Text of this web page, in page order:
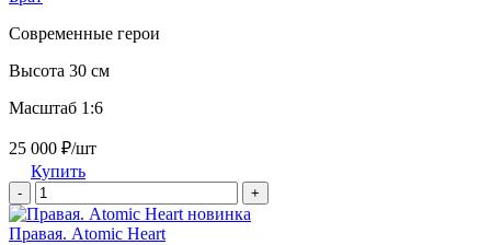
Современные герои
Высота 30 см
Масштаб 1:6
25 000 ₽/шт
Купить
- +
новинка
Правая. Atomic Heart